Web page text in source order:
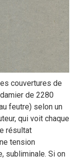
couvertures de
de 2280
feutre) selon un
qui voit chaque
résultat
tension
subliminale. Si on